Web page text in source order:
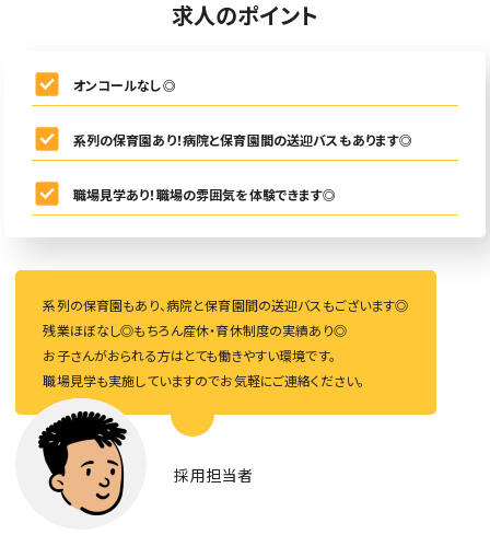
求人のポイント
オンコールなし◎
系列の保育園あり！病院と保育園間の送迎バスもあります◎
職場見学あり！職場の雰囲気を体験できます◎
採用担当者
系列の保育園もあり、病院と保育園間の送迎バスもございます◎
残業ほぼなし◎もちろん産休・育休制度の実績あり◎
お子さんがおられる方はとても働きやすい環境です。
職場見学も実施していますのでお気軽にご連絡ください。